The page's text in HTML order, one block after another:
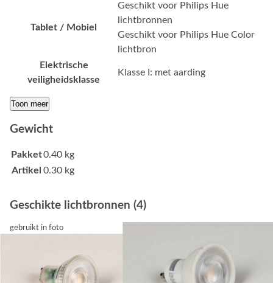
Tablet / Mobiel
Geschikt voor Philips Hue
lichtbronnen
Geschikt voor Philips Hue Color
lichtbron
Elektrische
veiligheidsklasse
Klasse I: met aarding
Toon meer
Gewicht
Pakket0.40 kg
Artikel 0.30 kg
Geschikte lichtbronnen (4)
gebruikt in foto